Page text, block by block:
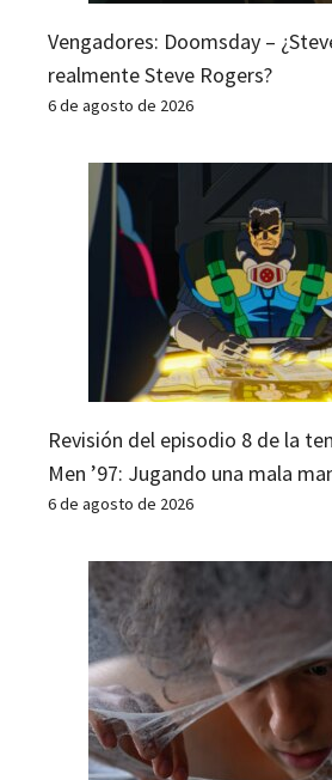
Vengadores: Doomsday –
realmente Steve Rogers?
6 de agosto de 2026
Revisión del episodio 8 de la
Men ’97: Jugando una mala
6 de agosto de 2026